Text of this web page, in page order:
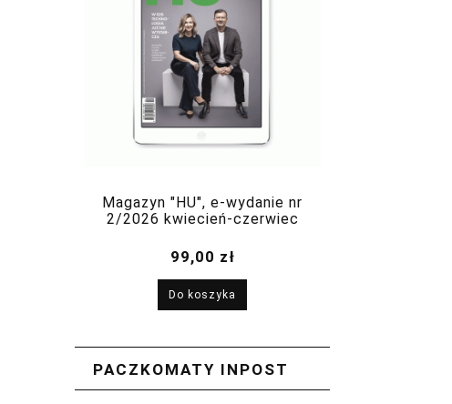
Magazyn "HU", e-wydanie nr
2/2026 kwiecień-czerwiec
99,00 zł
Do koszyka
PACZKOMATY INPOST